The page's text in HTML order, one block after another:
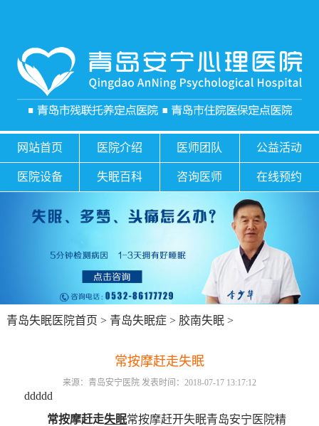
网站首页 医院介绍 医师团队 公益活动
医院设备 失眠百科 咨询医师 在线预约
青岛失眠医院首页 > 青岛失眠症> 胶南失眠>
常按摩赶走失眠
来源：青岛安宁医院 发表时间：2018-07-17 13:17:12
ddddd
常按摩赶走失眠常按摩赶开失眠青岛安宁医院精